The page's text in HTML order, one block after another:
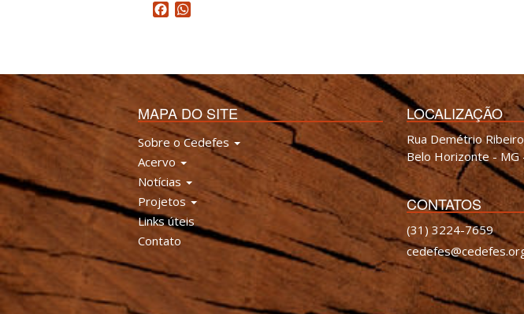
Facebook
MAPA DO SITE
Sobre o Cedefes
Acervo
Notícias
Projetos
Links úteis
Contato
LOCALIZAÇÃO
Rua Demétrio
Belo Horizonte - MG
CONTATOS
(31) 3224-7659